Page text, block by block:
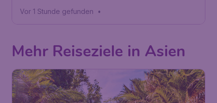
Vor 1 Stunde gefunden •
Mehr Reiseziele in Asien